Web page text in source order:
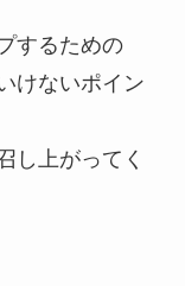
するための
けないポイン
し上がってく